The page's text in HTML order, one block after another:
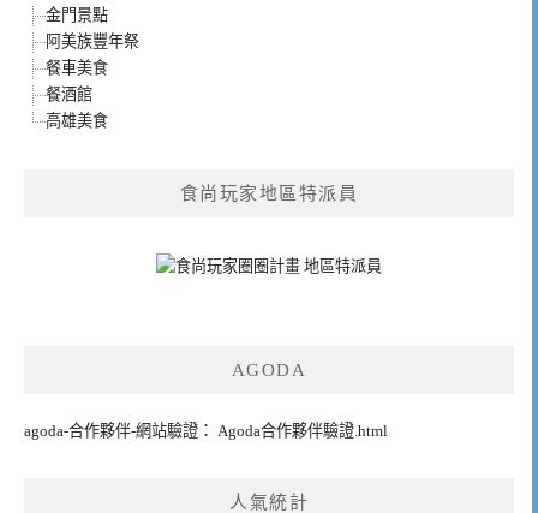
金門景點
阿美族豐年祭
餐車美食
餐酒館
高雄美食
食尚玩家地區特派員
AGODA
agoda-合作夥伴-網站驗證： Agoda合作夥伴驗證.html
人氣統計